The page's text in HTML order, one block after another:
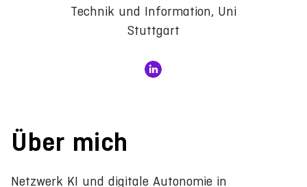
Technik und Information, Uni
Stuttgart
Über mich
Netzwerk KI und digitale Autonomie in